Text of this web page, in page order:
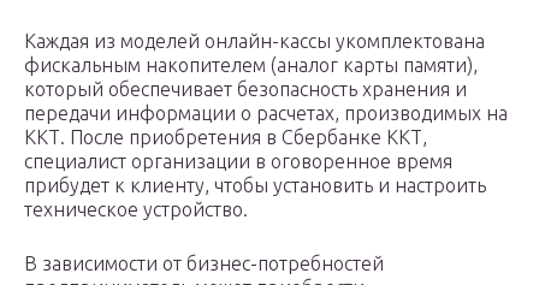
Каждая из моделей онлайн-кассы укомплектована
фискальным накопителем (аналог карты памяти),
который обеспечивает безопасность хранения и
передачи информации о расчетах, производимых на
ККТ. После приобретения в Сбербанке ККТ,
специалист организации в оговоренное время
прибудет к клиенту, чтобы установить и настроить
техническое устройство.
В зависимости от бизнес-потребностей